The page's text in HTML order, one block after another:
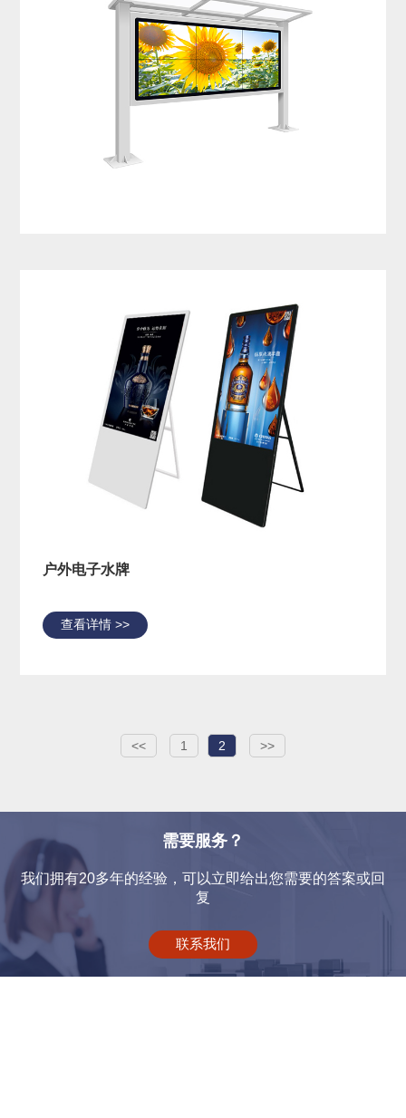
户外电子水牌
查看详情 >>
<< 1 2 >>
需要服务？
我们拥有20多年的经验，可以立即给出您需要的答案或回
复
联系我们